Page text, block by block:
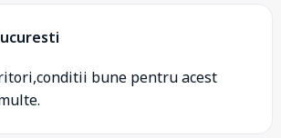
bune pentru acest